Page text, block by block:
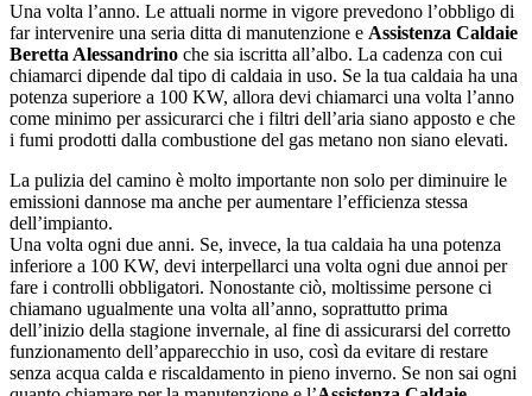
Una volta l’anno. Le attuali norme in vigore prevedono l’obbligo di
far intervenire una seria ditta di manutenzione e Assistenza Caldaie
Beretta Alessandrino che sia iscritta all’albo. La cadenza con cui
chiamarci dipende dal tipo di caldaia in uso. Se la tua caldaia ha una
potenza superiore a 100 KW, allora devi chiamarci una volta l’anno
come minimo per assicurarci che i filtri dell’aria siano apposto e che
i fumi prodotti dalla combustione del gas metano non siano elevati.
La pulizia del camino è molto importante non solo per diminuire le
emissioni dannose ma anche per aumentare l’efficienza stessa
dell’impianto.
Una volta ogni due anni. Se, invece, la tua caldaia ha una potenza
inferiore a 100 KW, devi interpellarci una volta ogni due annoi per
fare i controlli obbligatori. Nonostante ciò, moltissime persone ci
chiamano ugualmente una volta all’anno, soprattutto prima
dell’inizio della stagione invernale, al fine di assicurarsi del corretto
funzionamento dell’apparecchio in uso, così da evitare di restare
senza acqua calda e riscaldamento in pieno inverno. Se non sai ogni